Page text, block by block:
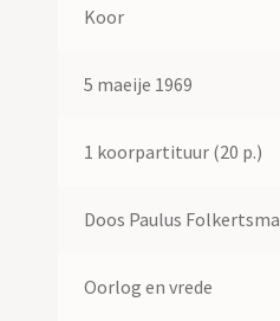
Koor
5 maeije 1969
1 koorpartituur (20 p.)
Doos Paulus Folkertsma
Oorlog en vrede